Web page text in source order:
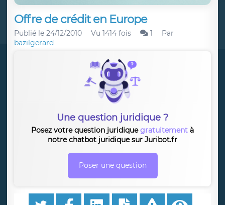
Offre de crédit en Europe
Publié le 24/12/2010 Vu 1414 fois 1
Par
bazilgerard
Une question juridique ?
Posez votre question juridiquegratuitement à
notre chatbot juridique sur Juribot.fr
Poser une question